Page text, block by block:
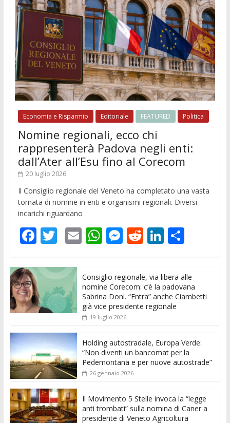
Economia e Risparmio Editoriale FEATURED Politica
Nomine regionali, ecco chi
rappresenterà Padova negli enti:
dall’Ater all’Esu fino al Corecom
20 luglio 2026
Il Consiglio regionale del Veneto ha completato una vasta
tornata di nomine in enti e organismi regionali. Diversi
incarichi riguardano
F
e
b
o
o
k
T
itt
er
E
l
W
at
s
A
p
M
e
n
g
R
di
t
Li
k
e
dI
C
n
di
vi
Consiglio regionale, via libera alle
nomine Corecom: c’è la padovana
Sabrina Doni. “Entra” anche Ciambetti
già vice presidente regionale
19 luglio 2026
Holding autostradale, Europa Verde:
“Non diventi un bancomat per la
Pedemontana e per nuove autostrade”
26 gennaio 2026
Il Movimento 5 Stelle invoca la “legge
anti trombati” sulla nomina di Caner a
presidente di Veneto Agricoltura